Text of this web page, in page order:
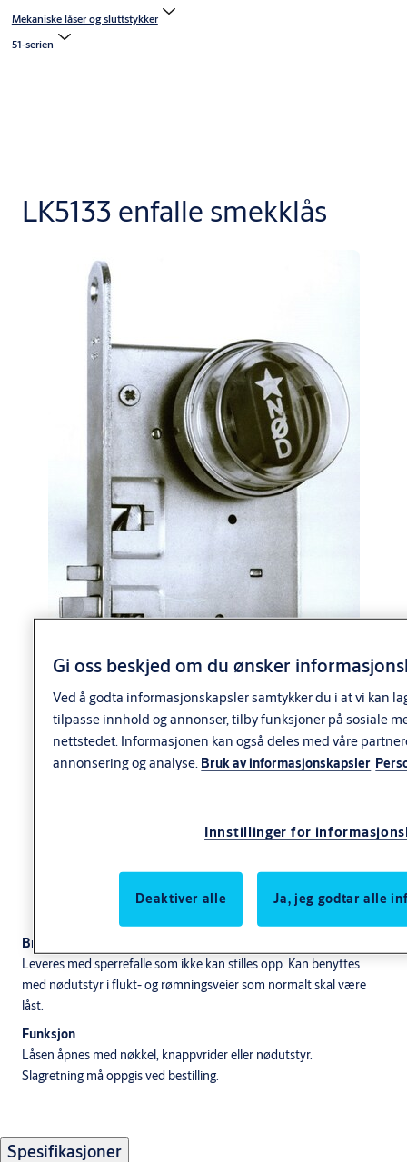
Mekaniske låser og sluttstykker
51-serien
LK5133 enfalle smekklås
Bruksområde
Leveres med sperrefalle som ikke kan stilles opp. Kan benyttes
med nødutstyr i flukt- og rømningsveier som normalt skal være
låst.
Funksjon
Låsen åpnes med nøkkel, knappvrider eller nødutstyr.
Slagretning må oppgis ved bestilling.
Spesifikasjoner
Gi oss beskjed om du ønsker
Ved å godta informasjonskapsler samtykker du i at vi kan
tilpasse innhold og annonser, tilby funksjoner på sosiale
nettstedet. Informasjonen kan også deles med våre
annonsering og analyse. Bruk av informasjonskapsler
Innstillinger for
Deaktiver alle Ja, jeg godtar alle